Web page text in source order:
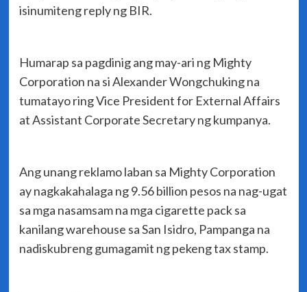
isinumiteng reply ng BIR.
Humarap sa pagdinig ang may-ari ng Mighty
Corporation na si Alexander Wongchuking na
tumatayo ring Vice President for External Affairs
at Assistant Corporate Secretary ng kumpanya.
Ang unang reklamo laban sa Mighty Corporation
ay nagkakahalaga ng 9.56 billion pesos na nag-ugat
sa mga nasamsam na mga cigarette pack sa
kanilang warehouse sa San Isidro, Pampanga na
nadiskubreng gumagamit ng pekeng tax stamp.